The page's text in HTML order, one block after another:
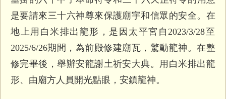
是要請來三十六神尊來保護廟宇和信眾的安全。在
地上用白米排出龍形， 是因太平宮自2023/3/28至
2025/6/26期間， 為前殿修建廟瓦，驚動龍神。在整
修完畢後，舉辦安龍謝土祈安大典。用白米排出龍
形、由廟方人員開光點眼， 安鎮龍神。